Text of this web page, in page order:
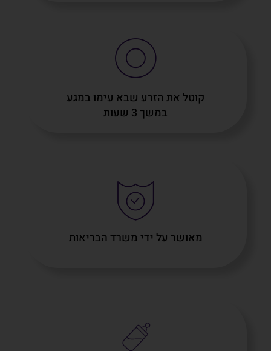
קוטל את הזרע שבא עימו במגע
במשך 3 שעות
מאושר על ידי משרד הבריאות